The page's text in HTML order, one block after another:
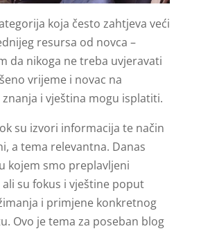
koja često zahtjeva veći
resursa od novca –
da nikoga ne treba uvjeravati
vrijeme i novac na
i vještina mogu isplatiti.
su izvori informacija te način
a tema relevantna. Danas
kojem smo preplavljeni
su fokus i vještine poput
i primjene konkretnog
Ovo je tema za poseban blog